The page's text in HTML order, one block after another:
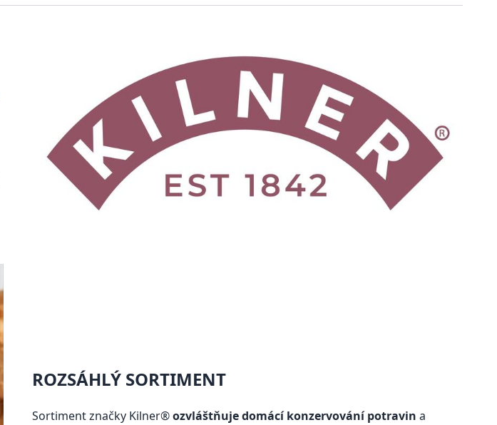
ROZSÁHLÝ SORTIMENT
Sortiment značky Kilner®ozvláštňuje domácí konzervování potravin a